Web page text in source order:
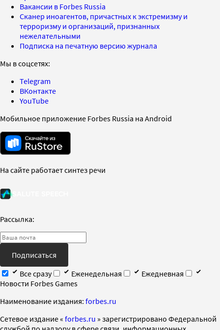
Вакансии в Forbes Russia
Сканер иноагентов, причастных к экстремизму и
терроризму и организаций, признанных
нежелательными
Подписка на печатную версию журнала
Мы в соцсетях:
Telegram
ВКонтакте
YouTube
Мобильное приложение Forbes Russia на Android
На сайте работает синтез речи
Рассылка:
Подписаться
Все сразу
Еженедельная
Ежедневная
Новости Forbes Games
Наименование издания: forbes.ru
Cетевое издание « forbes.ru » зарегистрировано Федеральной